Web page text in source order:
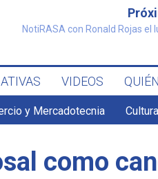
NotiRASA con Ronald Rojas el
VIDEOS
y Mercadotecnia
como